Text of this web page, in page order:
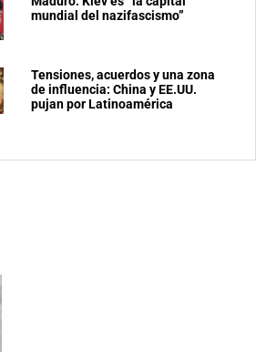
mundial del nazifascismo”
Tensiones, acuerdos y una zona
de influencia: China y EE.UU.
pujan por Latinoamérica